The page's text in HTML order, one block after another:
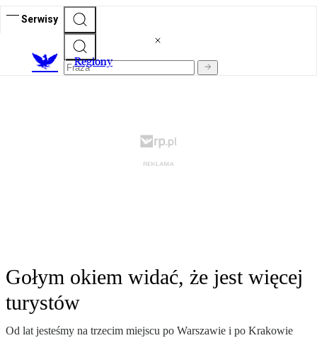
Serwisy
Regiony
Gołym okiem widać, że jest więcej
turystów
Od lat jesteśmy na trzecim miejscu po Warszawie i po Krakowie